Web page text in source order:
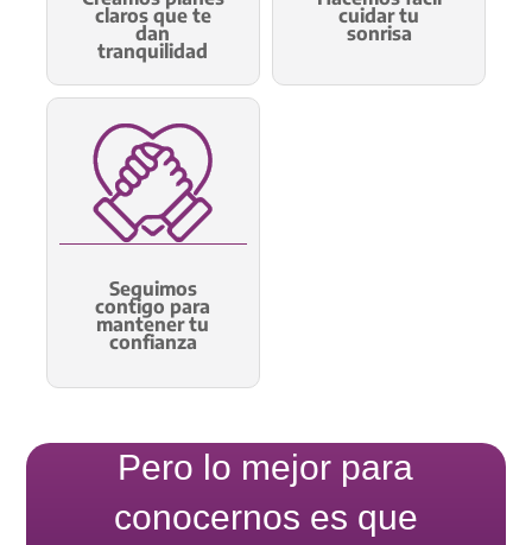
claros que te
dan
tranquilidad
cuidar tu
sonrisa
Seguimos
contigo para
mantener tu
confianza
Pero lo mejor para
conocernos es que